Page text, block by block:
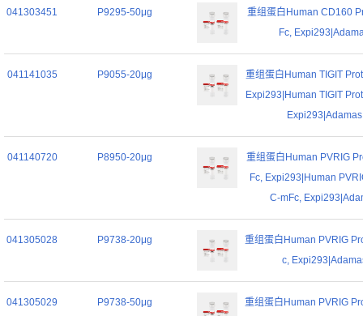
041303451 P9295-50μg
重组蛋白Human CD160
Fc,
041141035 P9055-20μg
重组蛋白Human TIGIT
Expi293|Human TIGIT
041140720 P8950-20μg
重组蛋白Human PVRIG
Fc, Expi293|Human
C-mFc,
041305028 P9738-20μg
重组蛋白Human PVRIG
c,
041305029 P9738-50μg
重组蛋白Human PVRIG